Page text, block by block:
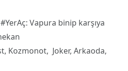
Vapura binip karşıya
Kozmonot, Joker, Arkaoda,